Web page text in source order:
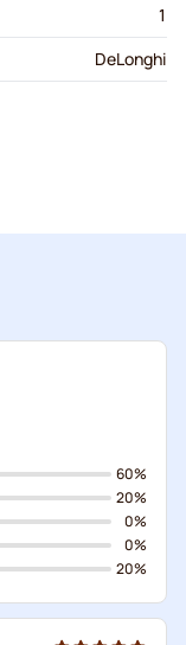
1
DeLonghi
60%
20%
0%
0%
20%